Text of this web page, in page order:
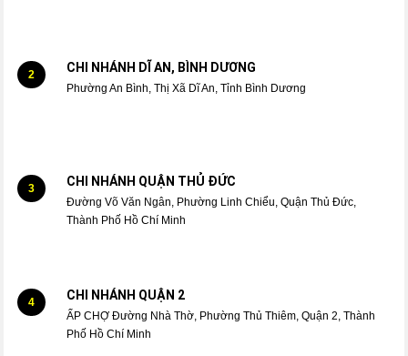
2 CHI NHÁNH DĨ AN, BÌNH DƯƠNG
Phường An Bình, Thị Xã Dĩ An, Tỉnh Bình Dương
3 CHI NHÁNH QUẬN THỦ ĐỨC
Đường Võ Văn Ngân, Phường Linh Chiểu, Quận Thủ Đức,
Thành Phố Hồ Chí Minh
4 CHI NHÁNH QUẬN 2
ẤP CHỢ Đường Nhà Thờ, Phường Thủ Thiêm, Quận 2, Thành
Phố Hồ Chí Minh